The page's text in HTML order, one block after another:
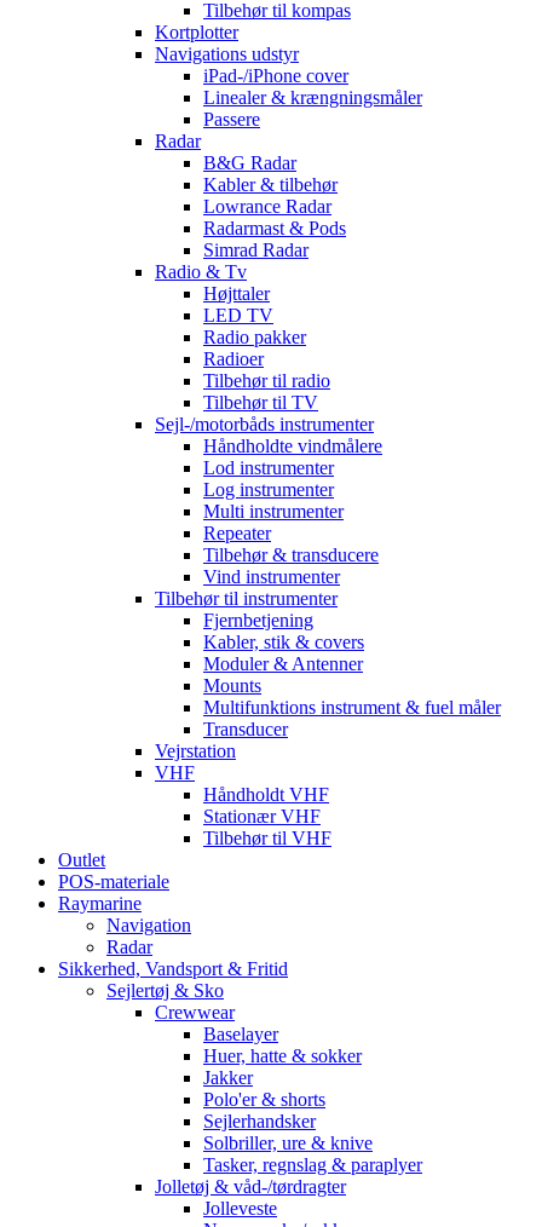
Tilbehør til kompas
Kortplotter
Navigations udstyr
iPad-/iPhone cover
Linealer & krængningsmåler
Passere
Radar
B&G Radar
Kabler & tilbehør
Lowrance Radar
Radarmast & Pods
Simrad Radar
Radio & Tv
Højttaler
LED TV
Radio pakker
Radioer
Tilbehør til radio
Tilbehør til TV
Sejl-/motorbåds instrumenter
Håndholdte vindmålere
Lod instrumenter
Log instrumenter
Multi instrumenter
Repeater
Tilbehør & transducere
Vind instrumenter
Tilbehør til instrumenter
Fjernbetjening
Kabler, stik & covers
Moduler & Antenner
Mounts
Multifunktions instrument & fuel måler
Transducer
Vejrstation
VHF
Håndholdt VHF
Stationær VHF
Tilbehør til VHF
Outlet
POS-materiale
Raymarine
Navigation
Radar
Sikkerhed, Vandsport & Fritid
Sejlertøj & Sko
Crewwear
Baselayer
Huer, hatte & sokker
Jakker
Polo'er & shorts
Sejlerhandsker
Solbriller, ure & knive
Tasker, regnslag & paraplyer
Jolletøj & våd-/tørdragter
Jolleveste